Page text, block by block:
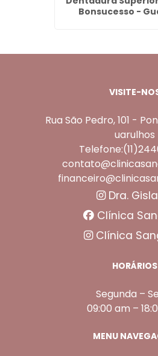
Bonsucesso -
VISITE-
Rua São Pedro, 101 -
uarulhos
Dra.
Clínica
Clínica
HORÁRIOS
Segunda –
09:00 am –
MENU